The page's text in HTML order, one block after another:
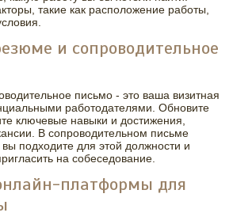
такие как расположение работы,
и сопроводительное
письмо - это ваша визитная
работодателями. Обновите
ключевые навыки и достижения,
В сопроводительном письме
подходите для этой должности и
на собеседование.
платформы для